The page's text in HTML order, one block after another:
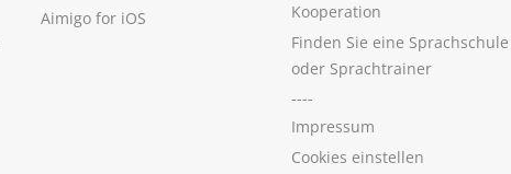
Aimigo for iOS
Kooperation
Finden Sie eine Sprachschule
oder Sprachtrainer
----
Impressum
Cookies einstellen